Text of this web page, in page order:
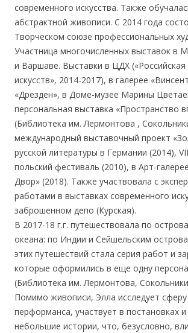
современного искусства. Также
абстрактной живописи. С 2014 года
Творческом союзе профессиональных
Участница многочисленных выставок в
и Варшаве. Выставки в ЦДХ («Российская
искусств», 2014-2017), в галерее
«Дрезден», в Доме-музее Марины
персональная выставка «Пространство
(Библиотека им. Лермонтова ,
международный выставочный проект
русской литературы в Германии (2014),
польский фестиваль (2010), в Арт-
Двор» (2018). Также участвовала с
работами в выставках современного
заброшенном депо (Курская).
В 2017-18 г.г. путешествовала по
океана: по Индии и Сейшельским
этих путешествий стала серия работ и
которые оформились в еще одну
(Библиотека им. Лермонтова,
Помимо живописи, Элла исследует
перформанса, участвует в постановках
небольшие истории, что, безусловно,